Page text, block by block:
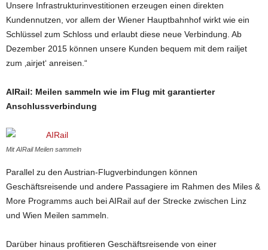
Unsere Infrastrukturinvestitionen erzeugen einen direkten
Kundennutzen, vor allem der Wiener Hauptbahnhof wirkt wie ein
Schlüssel zum Schloss und erlaubt diese neue Verbindung. Ab
Dezember 2015 können unsere Kunden bequem mit dem railjet
zum ‚airjet‘ anreisen.“
AIRail: Meilen sammeln wie im Flug mit garantierter
Anschlussverbindung
Mit AIRail Meilen sammeln
Parallel zu den Austrian-Flugverbindungen können
Geschäftsreisende und andere Passagiere im Rahmen des Miles &
More Programms auch bei AIRail auf der Strecke zwischen Linz
und Wien Meilen sammeln.
Darüber hinaus profitieren Geschäftsreisende von einer